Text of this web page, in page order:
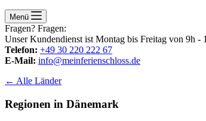
Menü
Fragen? Fragen:
Unser Kundendienst ist Montag bis Freitag von 9h -
Telefon: +49 30 220 222 67
E-Mail: info@meinferienschloss.de
← Alle Länder
Regionen in Dänemark